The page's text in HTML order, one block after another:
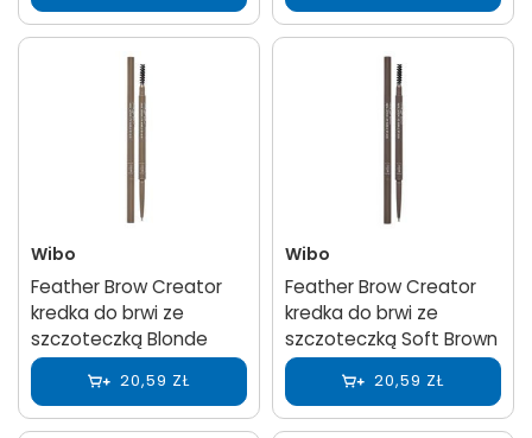
Wibo
Feather Brow Creator
kredka do brwi ze
szczoteczką Blonde
20,59 ZŁ
Wibo
Feather Brow Creator
kredka do brwi ze
szczoteczką Soft Brown
20,59 ZŁ